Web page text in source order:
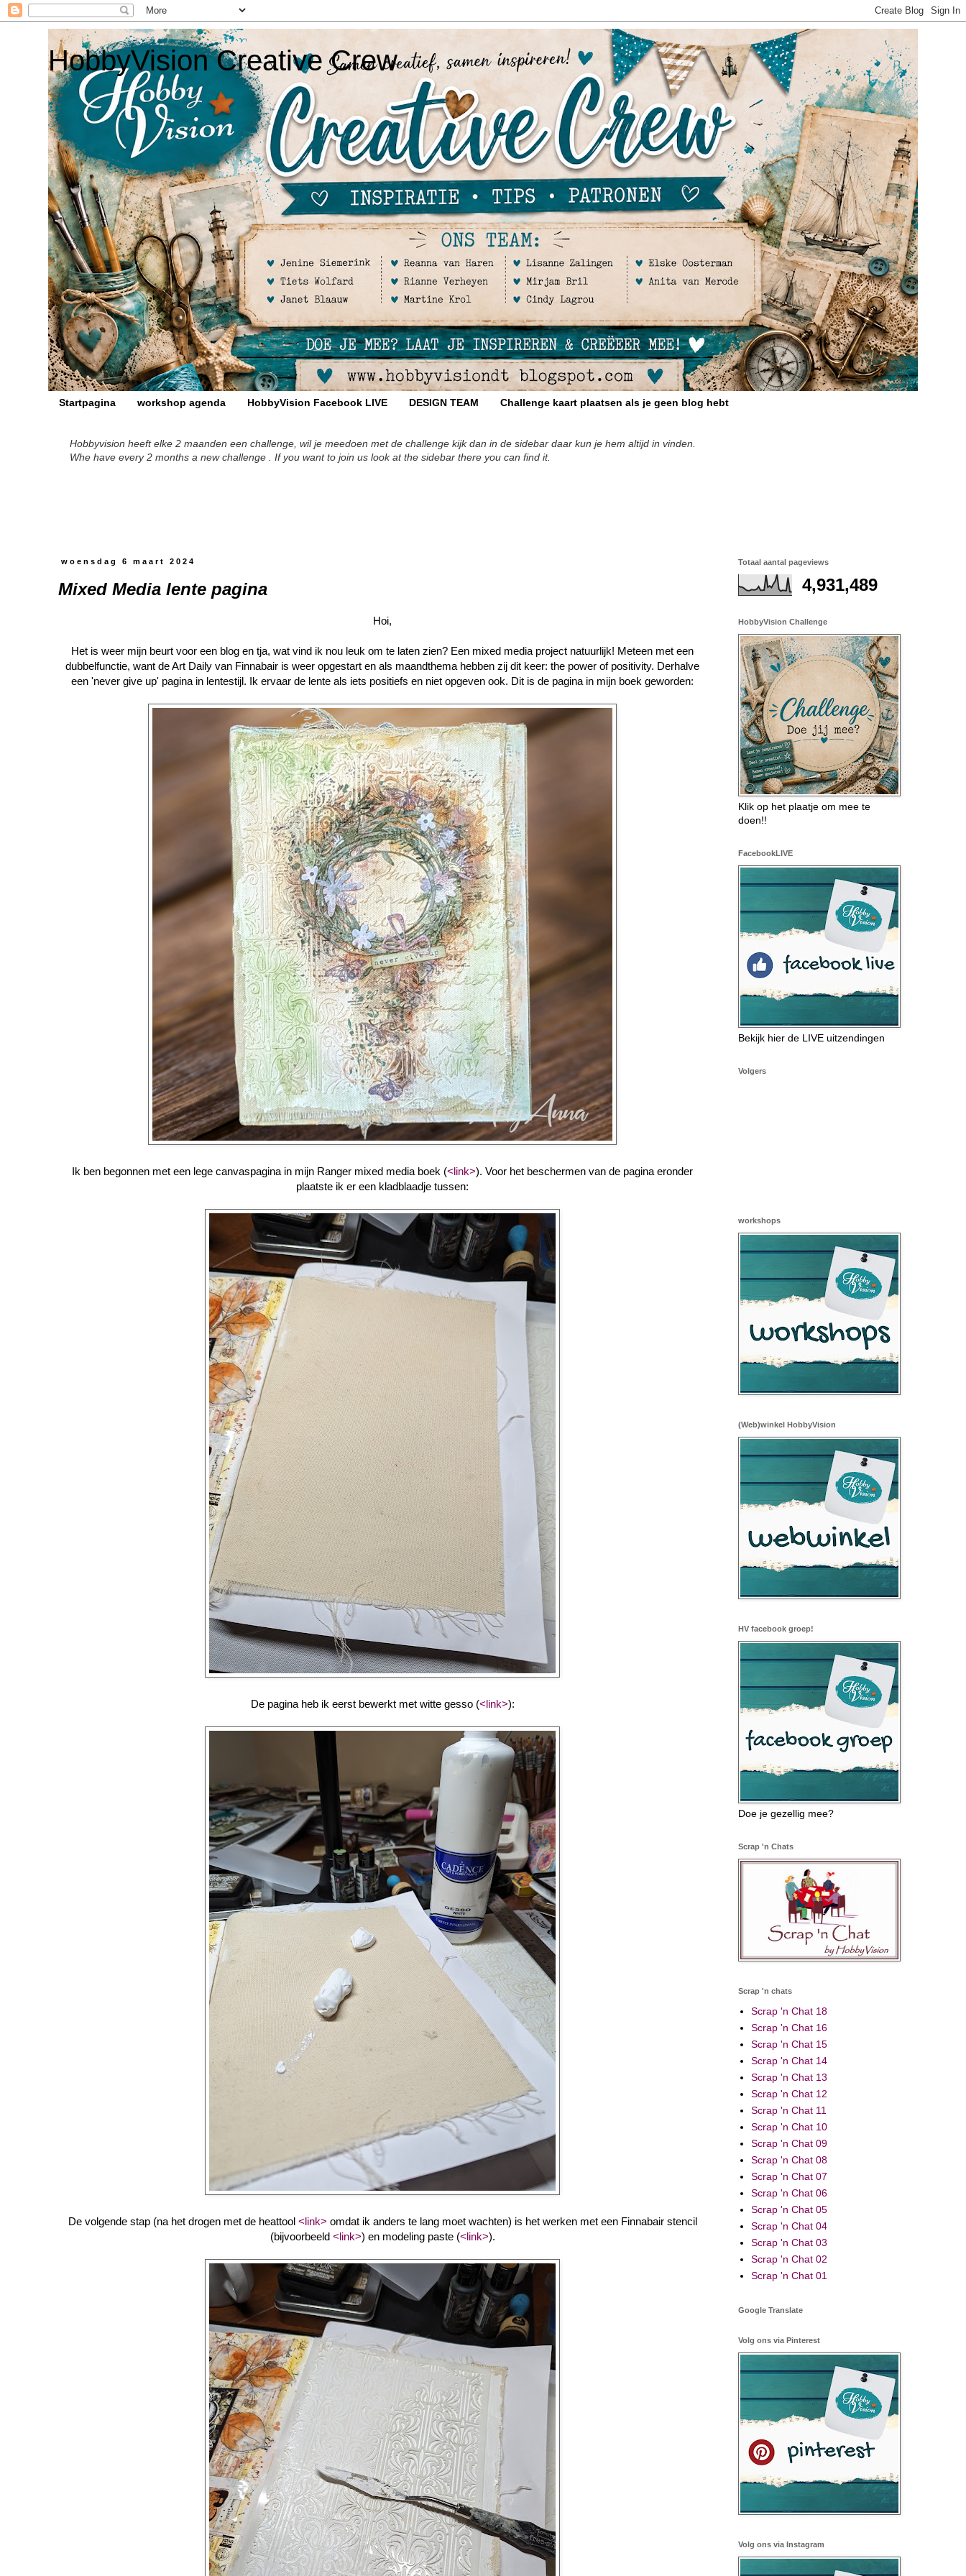
HobbyVision Creative Crew
Startpagina workshop agenda HobbyVision Facebook LIVE DESIGN TEAM Challenge kaart plaatsen als je geen blog hebt
Hobbyvision heeft elke 2 maanden een challenge, wil je meedoen met de challenge kijk dan in de sidebar daar kun je hem altijd in vinden.
Whe have every 2 months a new challenge . If you want to join us look at the sidebar there you can find it.
woensdag 6 maart 2024
Mixed Media lente pagina
Hoi,
Het is weer mijn beurt voor een blog en tja, wat vind ik nou leuk om te laten zien? Een mixed media project natuurlijk! Meteen met een
dubbelfunctie, want de Art Daily van Finnabair is weer opgestart en als maandthema hebben zij dit keer: the power of positivity. Derhalve
een 'never give up' pagina in lentestijl. Ik ervaar de lente als iets positiefs en niet opgeven ook. Dit is de pagina in mijn boek geworden:
Ik ben begonnen met een lege canvaspagina in mijn Ranger mixed media boek (<link>). Voor het beschermen van de pagina eronder
plaatste ik er een kladblaadje tussen:
De pagina heb ik eerst bewerkt met witte gesso (<link>):
De volgende stap (na het drogen met de heattool <link> omdat ik anders te lang moet wachten) is het werken met een Finnabair stencil
(bijvoorbeeld <link>) en modeling paste (<link>).
Totaal aantal pageviews
4,931,489
HobbyVision Challenge
Klik op het plaatje om mee te
doen!!
FacebookLIVE
Bekijk hier de LIVE uitzendingen
Volgers
workshops
(Web)winkel HobbyVision
HV facebook groep!
Doe je gezellig mee?
Scrap 'n Chats
Scrap 'n chats
Scrap 'n Chat 18
Scrap 'n Chat 16
Scrap 'n Chat 15
Scrap 'n Chat 14
Scrap 'n Chat 13
Scrap 'n Chat 12
Scrap 'n Chat 11
Scrap 'n Chat 10
Scrap 'n Chat 09
Scrap 'n Chat 08
Scrap 'n Chat 07
Scrap 'n Chat 06
Scrap 'n Chat 05
Scrap 'n Chat 04
Scrap 'n Chat 03
Scrap 'n Chat 02
Scrap 'n Chat 01
Google Translate
Volg ons via Pinterest
Volg ons via Instagram